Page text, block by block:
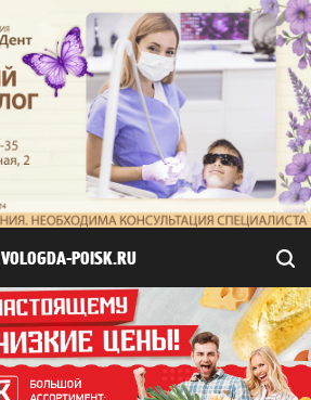
VOLOGDA-POISK.RU